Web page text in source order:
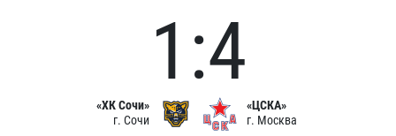
«ХК Сочи»
г. Сочи
1:4
«ЦСКА»
г. Москва